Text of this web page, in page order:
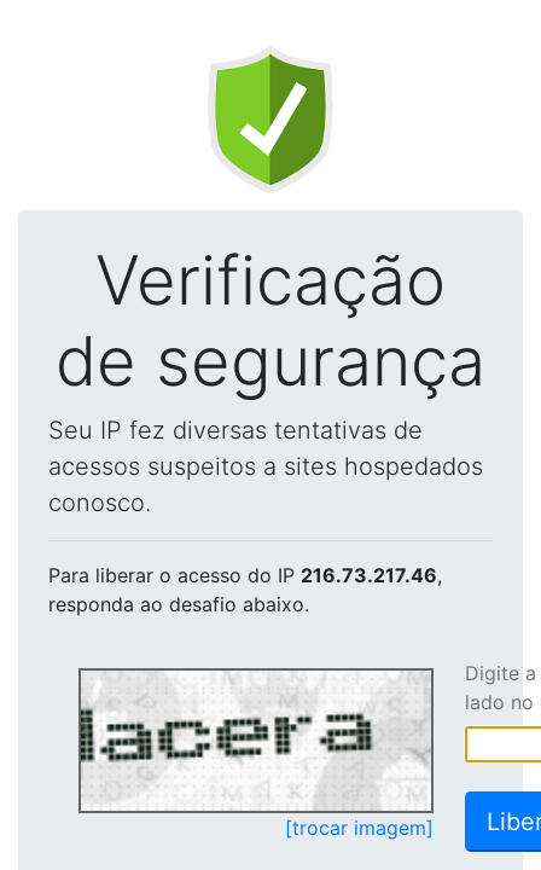
Verificação
de segurança
Seu IP fez diversas tentativas de
acessos suspeitos a sites hospedados
conosco.
Para liberar o acesso do IP 216.73.217.46,
responda ao desafio abaixo.
[trocar imagem]
Digite
lado no